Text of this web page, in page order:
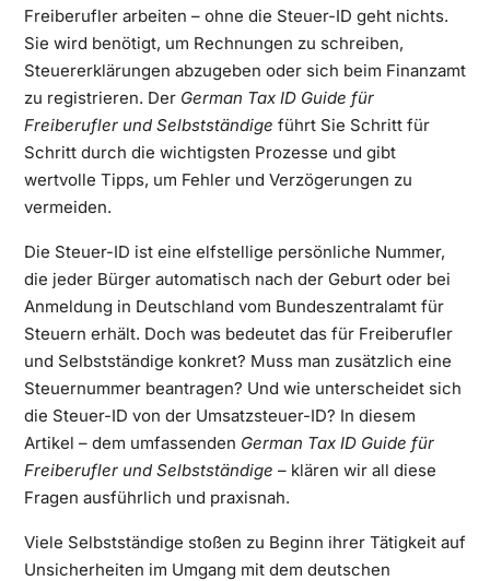
Freiberufler arbeiten – ohne die Steuer-ID geht nichts.
Sie wird benötigt, um Rechnungen zu schreiben,
Steuererklärungen abzugeben oder sich beim Finanzamt
zu registrieren. Der German Tax ID Guide für
Freiberufler und Selbstständige führt Sie Schritt für
Schritt durch die wichtigsten Prozesse und gibt
wertvolle Tipps, um Fehler und Verzögerungen zu
vermeiden.
Die Steuer-ID ist eine elfstellige persönliche Nummer,
die jeder Bürger automatisch nach der Geburt oder bei
Anmeldung in Deutschland vom Bundeszentralamt für
Steuern erhält. Doch was bedeutet das für Freiberufler
und Selbstständige konkret? Muss man zusätzlich eine
Steuernummer beantragen? Und wie unterscheidet sich
die Steuer-ID von der Umsatzsteuer-ID? In diesem
Artikel – dem umfassenden German Tax ID Guide für
Freiberufler und Selbstständige – klären wir all diese
Fragen ausführlich und praxisnah.
Viele Selbstständige stoßen zu Beginn ihrer Tätigkeit auf
Unsicherheiten im Umgang mit dem deutschen